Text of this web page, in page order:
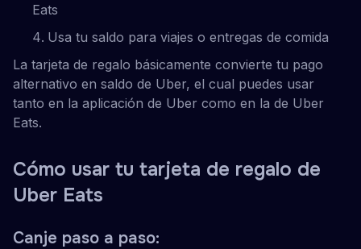
Eats
Usa tu saldo para viajes o entregas de comida
La tarjeta de regalo básicamente convierte tu pago
alternativo en saldo de Uber, el cual puedes usar
tanto en la aplicación de Uber como en la de Uber
Eats.
Cómo usar tu tarjeta de regalo de
Uber Eats
Canje paso a paso: